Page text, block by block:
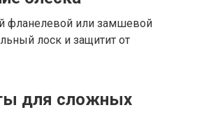
фланелевой или замшевой
лоск и защитит от
для сложных